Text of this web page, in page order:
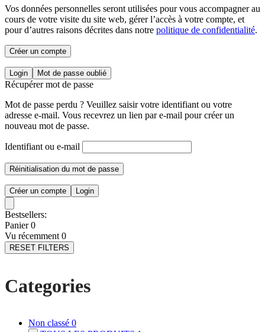
Vos données personnelles seront utilisées pour vous accompagner au
cours de votre visite du site web, gérer l’accès à votre compte, et
pour d’autres raisons décrites dans notre politique de confidentialité.
Créer un compte
Login Mot de passe oublié
Récupérer mot de passe
Mot de passe perdu ? Veuillez saisir votre identifiant ou votre
adresse e-mail. Vous recevrez un lien par e-mail pour créer un
nouveau mot de passe.
Identifiant ou e-mail
Réinitialisation du mot de passe
Créer un compte Login
Bestsellers:
Panier0
Vu récemment 0
RESET FILTERS
Categories
Non classé 0